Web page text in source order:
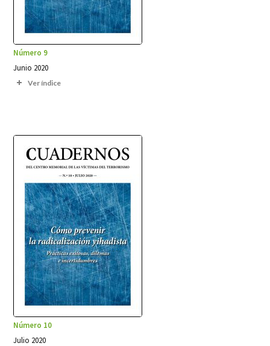
Número 9
Junio 2020
Ver índice
Número 10
Julio 2020